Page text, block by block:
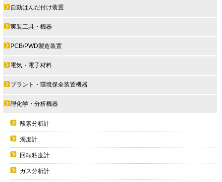
自動はんだ付け装置
実装工具・機器
PCB/PWD製造装置
電気・電子材料
プラント・環境保全装置機器
理化学・分析機器
酸素分析計
濁度計
回転粘度計
ガス分析計